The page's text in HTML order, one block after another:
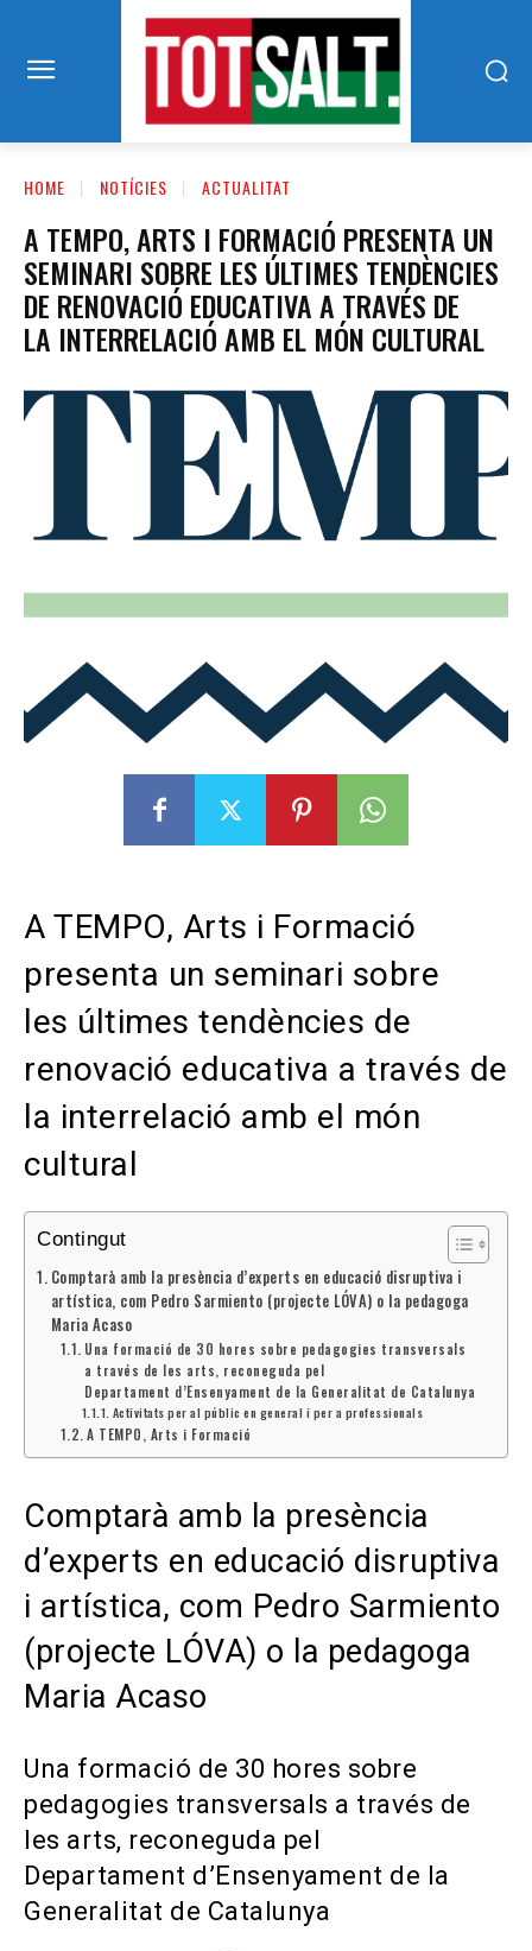
HOME NOTÍCIES ACTUALITAT
A TEMPO, ARTS I FORMACIÓ PRESENTA UN
SEMINARI SOBRE LES ÚLTIMES TENDÈNCIES
DE RENOVACIÓ EDUCATIVA A TRAVÉS DE
LA INTERRELACIÓ AMB EL MÓN CULTURAL
A TEMPO, Arts i Formació
presenta un seminari sobre
les últimes tendències de
renovació educativa a través de
la interrelació amb el món
cultural
Contingut
Comptarà amb la presència d’experts en educació disruptiva i
artística, com Pedro Sarmiento (projecte LÓVA) o la pedagoga
Maria Acaso
Una formació de 30 hores sobre pedagogies transversals
a través de les arts, reconeguda pel
Departament d’Ensenyament de la Generalitat de Catalunya
Activitats per al públic en general i per a professionals
A TEMPO, Arts i Formació
Comptarà amb la presència
d’experts en educació disruptiva
i artística, com Pedro Sarmiento
(projecte LÓVA) o la pedagoga
Maria Acaso
Una formació de 30 hores sobre
pedagogies transversals a través de
les arts, reconeguda pel
Departament d’Ensenyament de la
Generalitat de Catalunya